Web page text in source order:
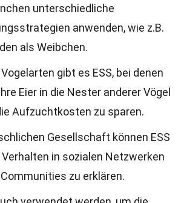
unterschiedliche
anwenden, wie z.B.
als Weibchen.
gibt es ESS, bei denen
Eier in die Nester anderer Vögel
Aufzuchtkosten zu sparen.
Gesellschaft können ESS
in sozialen Netzwerken
zu erklären.